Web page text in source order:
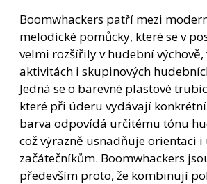
Boomwhackers patří mezi
melodické pomůcky, které se v
velmi rozšířily v hudební výchově,
aktivitách i skupinových
Jedná se o barevné plastové
které při úderu vydávají
barva odpovídá určitému tónu
což výrazně usnadňuje orientaci
začátečníkům. Boomwhackers
především proto, že kombinují